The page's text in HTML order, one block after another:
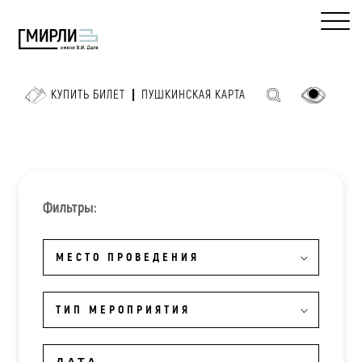
КУПИТЬ БИЛЕТ ПУШКИНСКАЯ КАРТА
Фильтры:
МЕСТО ПРОВЕДЕНИЯ
ТИП МЕРОПРИЯТИЯ